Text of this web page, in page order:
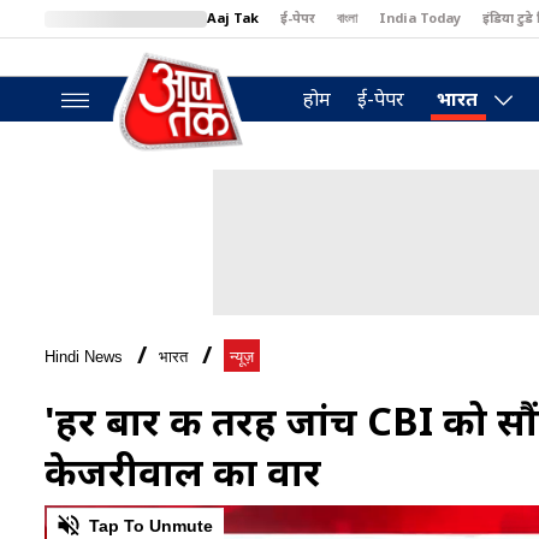
Aaj Tak ई-पेपर বাংলা India Today इंडिया टुडे
BT Bazaar
होम ई-पेपर भारत
Hindi News भारत न्यूज़
'हर बार की तरह जांच CBI को
केजरीवाल का वार
0
of